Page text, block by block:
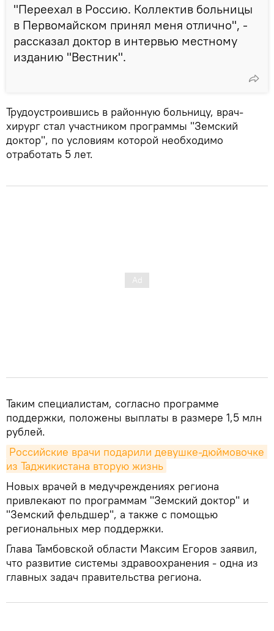
"Переехал в Россию. Коллектив больницы
в Первомайском принял меня отлично", -
рассказал доктор в интервью местному
изданию "Вестник".
Трудоустроившись в районную больницу, врач-
хирург стал участником программы "Земский
доктор", по условиям которой необходимо
отработать 5 лет.
Таким специалистам, согласно программе
поддержки, положены выплаты в размере 1,5 млн
рублей.
Российские врачи подарили девушке-дюймовочке
из Таджикистана вторую жизнь
Новых врачей в медучреждениях региона
привлекают по программам "Земский доктор" и
"Земский фельдшер", а также с помощью
региональных мер поддержки.
Глава Тамбовской области Максим Егоров заявил,
что развитие системы здравоохранения - одна из
главных задач правительства региона.